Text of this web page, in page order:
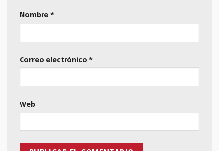
Nombre *
Correo electrónico *
Web